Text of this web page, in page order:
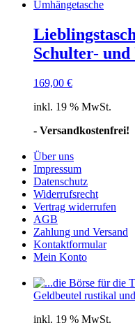
Schulter- und
169,00 €
inkl. 19 % MwSt.
- Versandkostenfrei!
Über uns
Impressum
Datenschutz
Widerrufsrecht
Vertrag widerrufen
AGB
Zahlung und Versand
Kontaktformular
Mein Konto
Geldbeutel rustikal
inkl. 19 % MwSt.